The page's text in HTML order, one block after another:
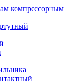
компрессорным